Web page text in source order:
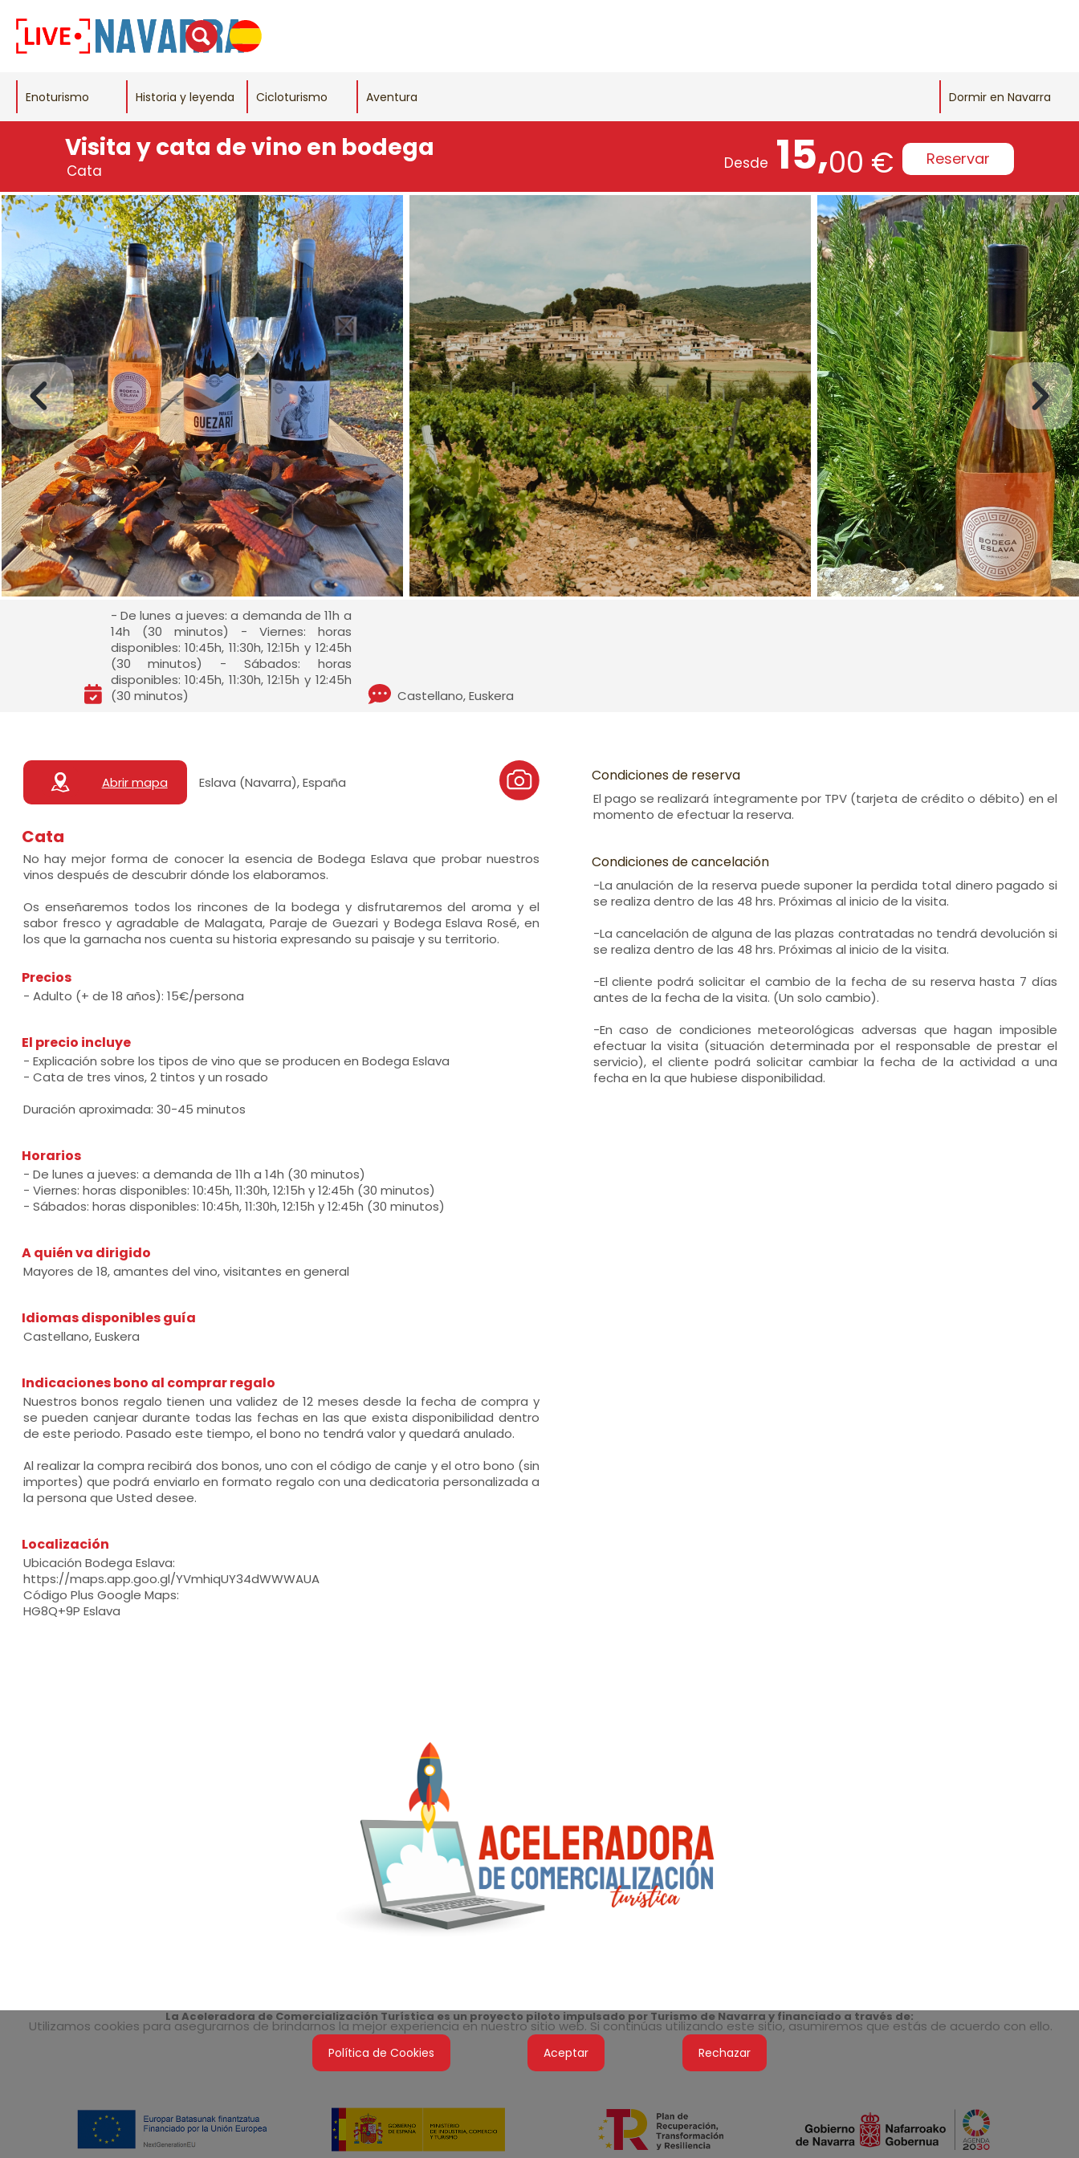
Enoturismo Historia y leyenda Cicloturismo Aventura Dormir en Navarra
Visita y cata de vino en bodega
Cata Desde 15,00 € Reservar
- De lunes a jueves: a demanda de 11h a
14h (30 minutos) - Viernes: horas
disponibles: 10:45h, 11:30h, 12:15h y 12:45h
(30 minutos) - Sábados: horas
disponibles: 10:45h, 11:30h, 12:15h y 12:45h
(30 minutos)
Castellano, Euskera
Abrir mapa Eslava (Navarra), España
Cata
No hay mejor forma de conocer la esencia de Bodega Eslava que probar nuestros
vinos después de descubrir dónde los elaboramos.
Os enseñaremos todos los rincones de la bodega y disfrutaremos del aroma y el
sabor fresco y agradable de Malagata, Paraje de Guezari y Bodega Eslava Rosé, en
los que la garnacha nos cuenta su historia expresando su paisaje y su territorio.
Precios
- Adulto (+ de 18 años): 15€/persona
El precio incluye
- Explicación sobre los tipos de vino que se producen en Bodega Eslava
- Cata de tres vinos, 2 tintos y un rosado
Duración aproximada: 30-45 minutos
Horarios
- De lunes a jueves: a demanda de 11h a 14h (30 minutos)
- Viernes: horas disponibles: 10:45h, 11:30h, 12:15h y 12:45h (30 minutos)
- Sábados: horas disponibles: 10:45h, 11:30h, 12:15h y 12:45h (30 minutos)
A quién va dirigido
Mayores de 18, amantes del vino, visitantes en general
Idiomas disponibles guía
Castellano, Euskera
Indicaciones bono al comprar regalo
Nuestros bonos regalo tienen una validez de 12 meses desde la fecha de compra y
se pueden canjear durante todas las fechas en las que exista disponibilidad dentro
de este periodo. Pasado este tiempo, el bono no tendrá valor y quedará anulado.
Al realizar la compra recibirá dos bonos, uno con el código de canje y el otro bono (sin
importes) que podrá enviarlo en formato regalo con una dedicatoria personalizada a
la persona que Usted desee.
Localización
Ubicación Bodega Eslava:
https://maps.app.goo.gl/YVmhiqUY34dWWWAUA
Código Plus Google Maps:
HG8Q+9P Eslava
Condiciones de reserva
El pago se realizará íntegramente por TPV (tarjeta de crédito o débito) en el
momento de efectuar la reserva.
Condiciones de cancelación
-La anulación de la reserva puede suponer la perdida total dinero pagado si
se realiza dentro de las 48 hrs. Próximas al inicio de la visita.
-La cancelación de alguna de las plazas contratadas no tendrá devolución si
se realiza dentro de las 48 hrs. Próximas al inicio de la visita.
-El cliente podrá solicitar el cambio de la fecha de su reserva hasta 7 días
antes de la fecha de la visita. (Un solo cambio).
-En caso de condiciones meteorológicas adversas que hagan imposible
efectuar la visita (situación determinada por el responsable de prestar el
servicio), el cliente podrá solicitar cambiar la fecha de la actividad a una
fecha en la que hubiese disponibilidad.
La Aceleradora de Comercialización Turística es un proyecto piloto impulsado por Turismo de Navarra y financiado a través de:
Utilizamos cookies para asegurarnos de brindarnos la mejor experiencia en nuestro sitio web. Si continúas utilizando este sitio, asumiremos que estás de acuerdo con ello.
Política de Cookies Aceptar Rechazar